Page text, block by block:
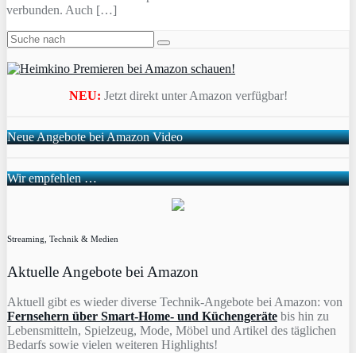
verbunden. Auch […]
NEU: Jetzt direkt unter Amazon verfügbar!
Neue Angebote bei Amazon Video
Wir empfehlen …
Streaming, Technik & Medien
Aktuelle Angebote bei Amazon
Aktuell gibt es wieder diverse Technik-Angebote bei Amazon: von
Fernsehern über Smart-Home- und Küchengeräte bis hin zu
Lebensmitteln, Spielzeug, Mode, Möbel und Artikel des täglichen
Bedarfs sowie vielen weiteren Highlights!